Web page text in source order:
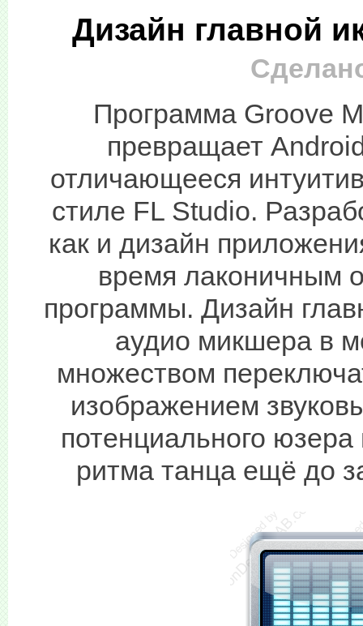
Дизайн главной
Программа Groove
превращает
отличающееся
стиле FL Studio.
как и дизайн
время лаконичным
программы. Дизайн
аудио микшера в
множеством
изображением
потенциального
ритма танца ещё до